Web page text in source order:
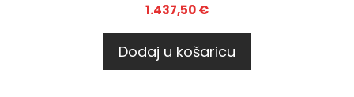
1.437,50€
Dodaj u košaricu